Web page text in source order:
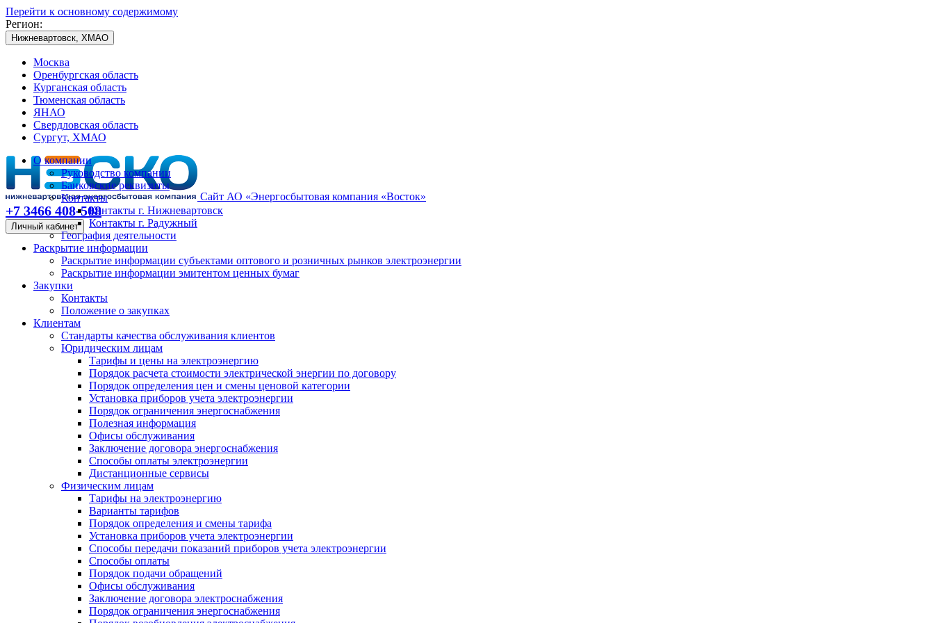
Перейти к основному содержимому
Регион:
Нижневартовск, ХМАО
Москва
Оренбургская область
Курганская область
Тюменская область
ЯНАО
Свердловская область
Сургут, ХМАО
Сайт АО «Энергосбытовая компания «Восток»
+7 3466 408-508
Личный кабинет
О компании
Руководство компании
Банковские реквизиты
Контакты
Контакты г. Нижневартовск
Контакты г. Радужный
География деятельности
Раскрытие информации
Раскрытие информации субъектами оптового и розничных рынков электроэнергии
Раскрытие информации эмитентом ценных бумаг
Закупки
Контакты
Положение о закупках
Клиентам
Стандарты качества обслуживания клиентов
Юридическим лицам
Тарифы и цены на электроэнергию
Порядок расчета стоимости электрической энергии по договору
Порядок определения цен и смены ценовой категории
Установка приборов учета электроэнергии
Порядок ограничения энергоснабжения
Полезная информация
Офисы обслуживания
Заключение договора энергоснабжения
Способы оплаты электроэнергии
Дистанционные сервисы
Физическим лицам
Тарифы на электроэнергию
Варианты тарифов
Порядок определения и смены тарифа
Установка приборов учета электроэнергии
Способы передачи показаний приборов учета электроэнергии
Способы оплаты
Порядок подачи обращений
Офисы обслуживания
Заключение договора электроснабжения
Порядок ограничения энергоснабжения